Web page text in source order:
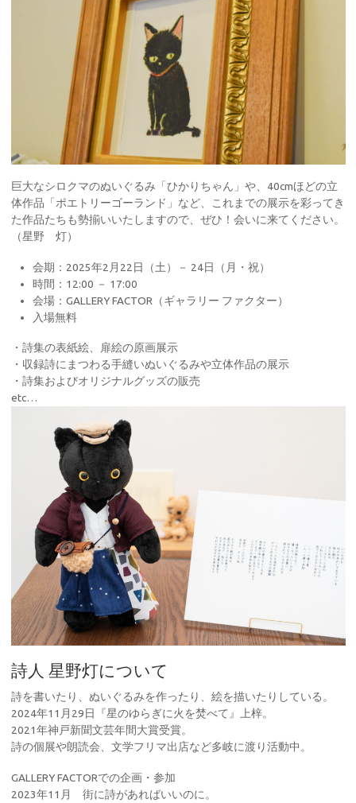
巨大なシロクマのぬいぐるみ「ひかりちゃん」や、40cmほどの立
体作品「ポエトリーゴーランド」など、これまでの展示を彩ってき
た作品たちも勢揃いいたしますので、ぜひ！会いに来てください。
（星野 灯）
会期：2025年2月22日（土）－ 24日（月・祝）
時間：12:00 － 17:00
会場：GALLERY FACTOR（ギャラリー ファクター）
入場無料
・詩集の表紙絵、扉絵の原画展示
・収録詩にまつわる手縫いぬいぐるみや立体作品の展示
・詩集およびオリジナルグッズの販売
etc…
詩人 星野灯について
詩を書いたり、ぬいぐるみを作ったり、絵を描いたりしている。
2024年11月29日『星のゆらぎに火を焚べて』上梓。
2021年神戸新聞文芸年間大賞受賞。
詩の個展や朗読会、文学フリマ出店など多岐に渡り活動中。
GALLERY FACTORでの企画・参加
2023年11月 街に詩があればいいのに。